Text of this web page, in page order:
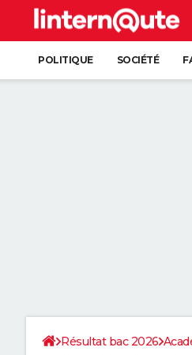
POLITIQUE SOCIÉTÉ
Résultat bac 2026